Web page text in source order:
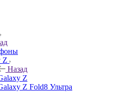
Z
Назад
Z
Z Fold8 Ультра